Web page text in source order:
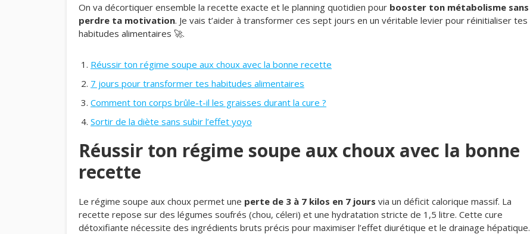
On va décortiquer ensemble la recette exacte et le planning quotidien pour booster ton métabolisme sans
perdre ta motivation. Je vais t’aider à transformer ces sept jours en un véritable levier pour réinitialiser tes
habitudes alimentaires 🚀.
Réussir ton régime soupe aux choux avec la bonne recette
7 jours pour transformer tes habitudes alimentaires
Comment ton corps brûle-t-il les graisses durant la cure ?
Sortir de la diète sans subir l’effet yoyo
Réussir ton régime soupe aux choux avec la bonne
recette
Le régime soupe aux choux permet une perte de 3 à 7 kilos en 7 jours via un déficit calorique massif. La
recette repose sur des légumes soufrés (chou, céleri) et une hydratation stricte de 1,5 litre. Cette cure
détoxifiante nécessite des ingrédients bruts précis pour maximiser l’effet diurétique et le drainage hépatique.